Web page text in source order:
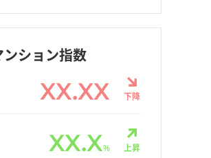
ション指数
XX.XX 下降
XX.X% 上昇